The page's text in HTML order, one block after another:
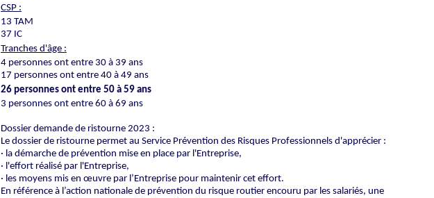
CSP :
13 TAM
37 IC
Tranches d'âge :
4 personnes ont entre 30 à 39 ans
17 personnes ont entre 40 à 49 ans
26 personnes ont entre 50 à 59 ans
3 personnes ont entre 60 à 69 ans
Dossier demande de ristourne 2023 :
Le dossier de ristourne permet au Service Prévention des Risques Professionnels d'apprécier :
· la démarche de prévention mise en place par l'Entreprise,
· l'effort réalisé par l'Entreprise,
· les moyens mis en œuvre par l’Entreprise pour maintenir cet effort.
En référence à l’action nationale de prévention du risque routier encouru par les salariés, une